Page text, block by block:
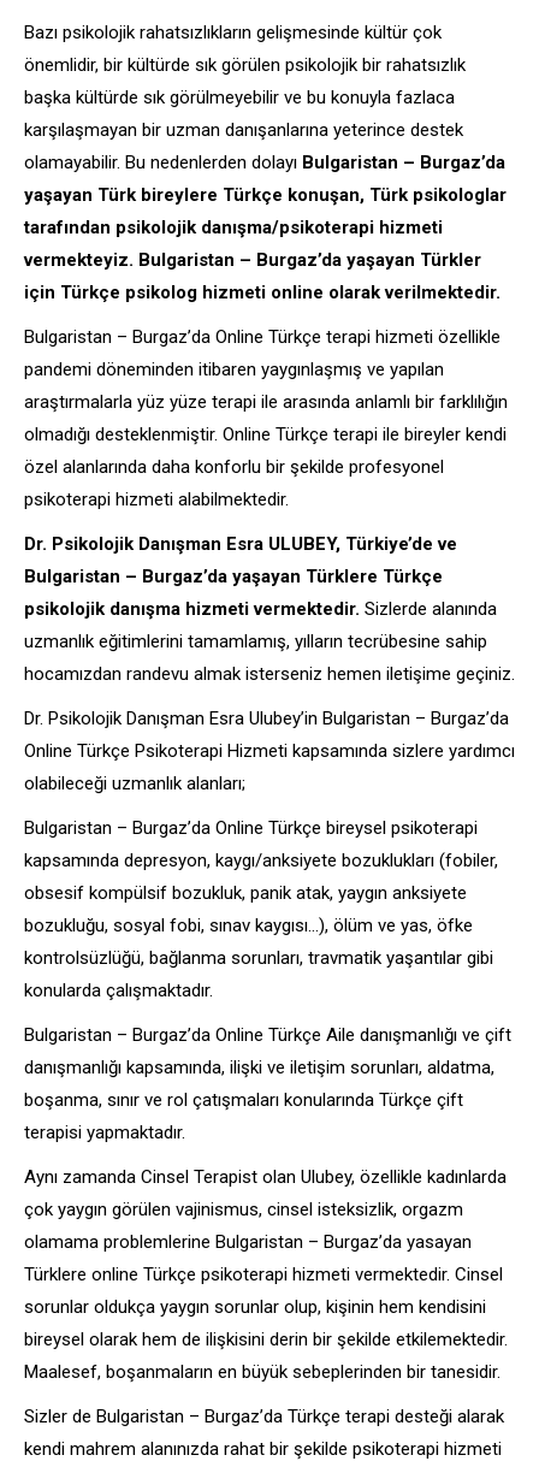
Bazı psikolojik rahatsızlıkların gelişmesinde kültür çok
önemlidir, bir kültürde sık görülen psikolojik bir rahatsızlık
başka kültürde sık görülmeyebilir ve bu konuyla fazlaca
karşılaşmayan bir uzman danışanlarına yeterince destek
olamayabilir. Bu nedenlerden dolayı Bulgaristan – Burgaz’da
yaşayan Türk bireylere Türkçe konuşan, Türk psikologlar
tarafından psikolojik danışma/psikoterapi hizmeti
vermekteyiz. Bulgaristan – Burgaz’da yaşayan Türkler
için Türkçe psikolog hizmeti online olarak verilmektedir.
Bulgaristan – Burgaz’da Online Türkçe terapi hizmeti özellikle
pandemi döneminden itibaren yaygınlaşmış ve yapılan
araştırmalarla yüz yüze terapi ile arasında anlamlı bir farklılığın
olmadığı desteklenmiştir. Online Türkçe terapi ile bireyler kendi
özel alanlarında daha konforlu bir şekilde profesyonel
psikoterapi hizmeti alabilmektedir.
Dr. Psikolojik Danışman Esra ULUBEY, Türkiye’de ve
Bulgaristan – Burgaz’da yaşayan Türklere Türkçe
psikolojik danışma hizmeti vermektedir. Sizlerde alanında
uzmanlık eğitimlerini tamamlamış, yılların tecrübesine sahip
hocamızdan randevu almak isterseniz hemen iletişime geçiniz.
Dr. Psikolojik Danışman Esra Ulubey’in Bulgaristan – Burgaz’da
Online Türkçe Psikoterapi Hizmeti kapsamında sizlere yardımcı
olabileceği uzmanlık alanları;
Bulgaristan – Burgaz’da Online Türkçe bireysel psikoterapi
kapsamında depresyon, kaygı/anksiyete bozuklukları (fobiler,
obsesif kompülsif bozukluk, panik atak, yaygın anksiyete
bozukluğu, sosyal fobi, sınav kaygısı…), ölüm ve yas, öfke
kontrolsüzlüğü, bağlanma sorunları, travmatik yaşantılar gibi
konularda çalışmaktadır.
Bulgaristan – Burgaz’da Online Türkçe Aile danışmanlığı ve çift
danışmanlığı kapsamında, ilişki ve iletişim sorunları, aldatma,
boşanma, sınır ve rol çatışmaları konularında Türkçe çift
terapisi yapmaktadır.
Aynı zamanda Cinsel Terapist olan Ulubey, özellikle kadınlarda
çok yaygın görülen vajinismus, cinsel isteksizlik, orgazm
olamama problemlerine Bulgaristan – Burgaz’da yasayan
Türklere online Türkçe psikoterapi hizmeti vermektedir. Cinsel
sorunlar oldukça yaygın sorunlar olup, kişinin hem kendisini
bireysel olarak hem de ilişkisini derin bir şekilde etkilemektedir.
Maalesef, boşanmaların en büyük sebeplerinden bir tanesidir.
Sizler de Bulgaristan – Burgaz’da Türkçe terapi desteği alarak
kendi mahrem alanınızda rahat bir şekilde psikoterapi hizmeti